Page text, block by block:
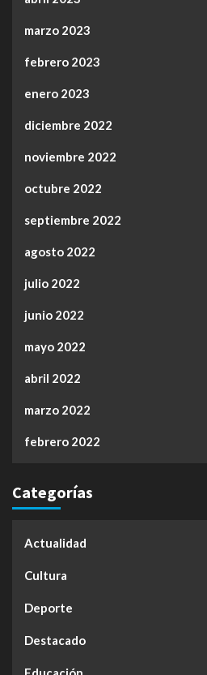
marzo 2023
febrero 2023
enero 2023
diciembre 2022
noviembre 2022
octubre 2022
septiembre 2022
agosto 2022
julio 2022
junio 2022
mayo 2022
abril 2022
marzo 2022
febrero 2022
Categorías
Actualidad
Cultura
Deporte
Destacado